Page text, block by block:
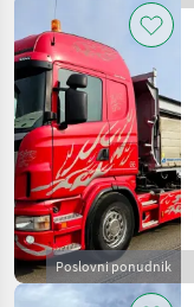
Poslovni ponudnik